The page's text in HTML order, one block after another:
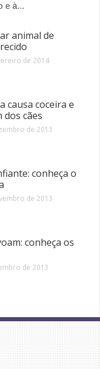
e à...
animal de
de 2014
causa coceira e
dos cães
de 2013
conheça o
de 2013
conheça os
de 2013